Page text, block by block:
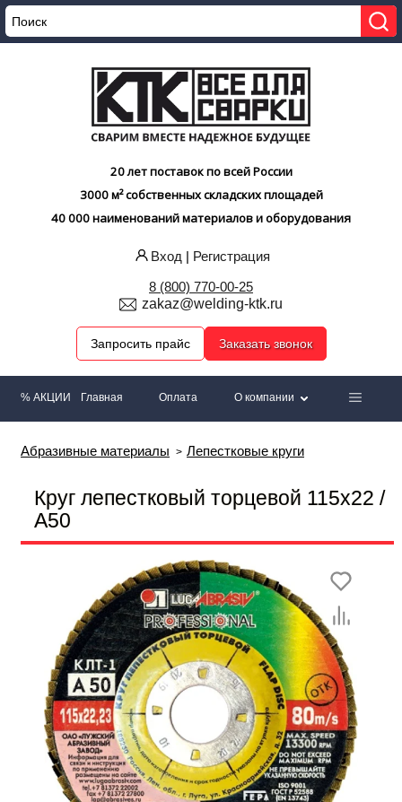
20 лет поставок по всей России
3000 м² собственных складских площадей
40 000 наименований материалов и оборудования
Вход | Регистрация
8 (800) 770-00-25
zakaz@welding-ktk.ru
Запросить прайс Заказать звонок
% АКЦИИ Главная Оплата О компании
Абразивные материалы Лепестковые круги
Круг лепестковый торцевой 115х22 /
А50